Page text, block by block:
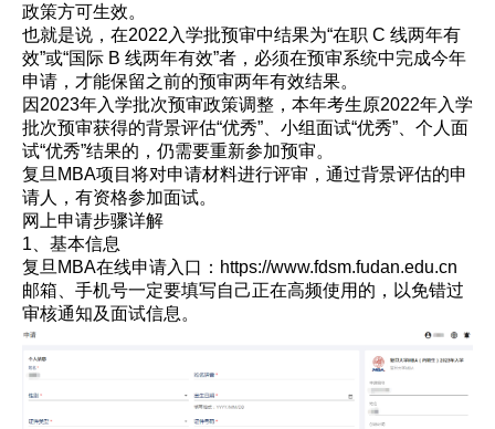
政策方可生效。
也就是说，在2022入学批预审中结果为“在职 C 线两年有
效”或“国际 B 线两年有效”者，必须在预审系统中完成今年
申请，才能保留之前的预审两年有效结果。
因2023年入学批次预审政策调整，本年考生原2022年入学
批次预审获得的背景评估“优秀”、小组面试“优秀”、个人面
试“优秀”结果的，仍需要重新参加预审。
复旦MBA项目将对申请材料进行评审，通过背景评估的申
请人，有资格参加面试。
网上申请步骤详解
1、基本信息
复旦MBA在线申请入口：https://www.fdsm.fudan.edu.cn
邮箱、手机号一定要填写自己正在高频使用的，以免错过
审核通知及面试信息。